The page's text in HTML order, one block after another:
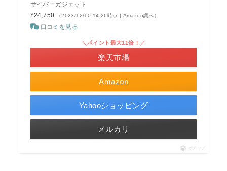
サイバーガジェット
¥24,750
（2023/12/10 14:26時点 | Amazon調べ）
口コミを見る
Amazon
＼ポイント最大11倍！／
楽天市場
Yahooショッピング
メルカリ
ポチップ